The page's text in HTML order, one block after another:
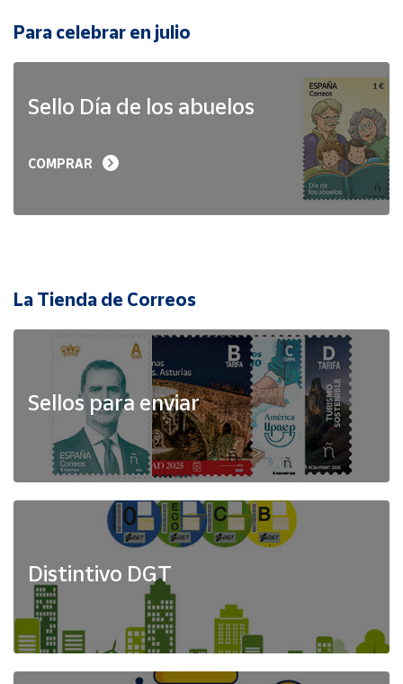
Para celebrar en julio
Sello Día de los abuelos
COMPRAR
La Tienda de Correos
Sellos para enviar
Distintivo DGT